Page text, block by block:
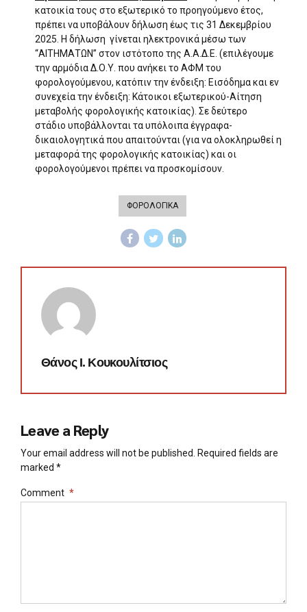
κατοικία τους στο εξωτερικό το προηγούμενο έτος,
πρέπει να υποβάλουν δήλωση έως τις 31 Δεκεμβρίου
2025. Η δήλωση γίνεται ηλεκτρονικά μέσω των
“ΑΙΤΗΜΑΤΩΝ” στον ιστότοπο της Α.Α.Δ.Ε. (επιλέγουμε
την αρμόδια Δ.Ο.Υ. που ανήκει το ΑΦΜ του
φορολογούμενου, κατόπιν την ένδειξη: Εισόδημα και εν
συνεχεία την ένδειξη: Κάτοικοι εξωτερικού-Αίτηση
μεταβολής φορολογικής κατοικίας). Σε δεύτερο
στάδιο υποβάλλονται τα υπόλοιπα έγγραφα-
δικαιολογητικά που απαιτούνται (για να ολοκληρωθεί η
μεταφορά της φορολογικής κατοικίας) και οι
φορολογούμενοι πρέπει να προσκομίσουν.
ΦΟΡΟΛΟΓΙΚΑ
Θάνος Ι. Κουκουλίτσιος
Leave a Reply
Your email address will not be published. Required fields are
marked *
Comment *